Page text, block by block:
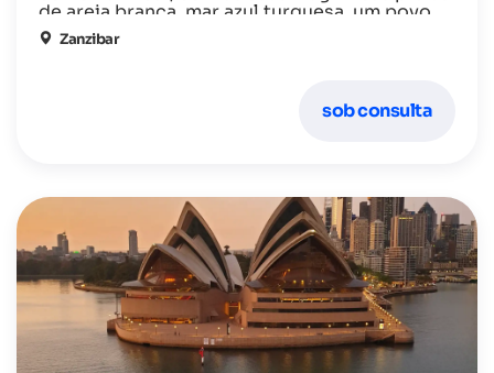
de areia branca, mar azul turquesa, um povo
de sorriso fácil e fantásticos hoteis num
ambiente exótico.
Zanzibar
sob consulta